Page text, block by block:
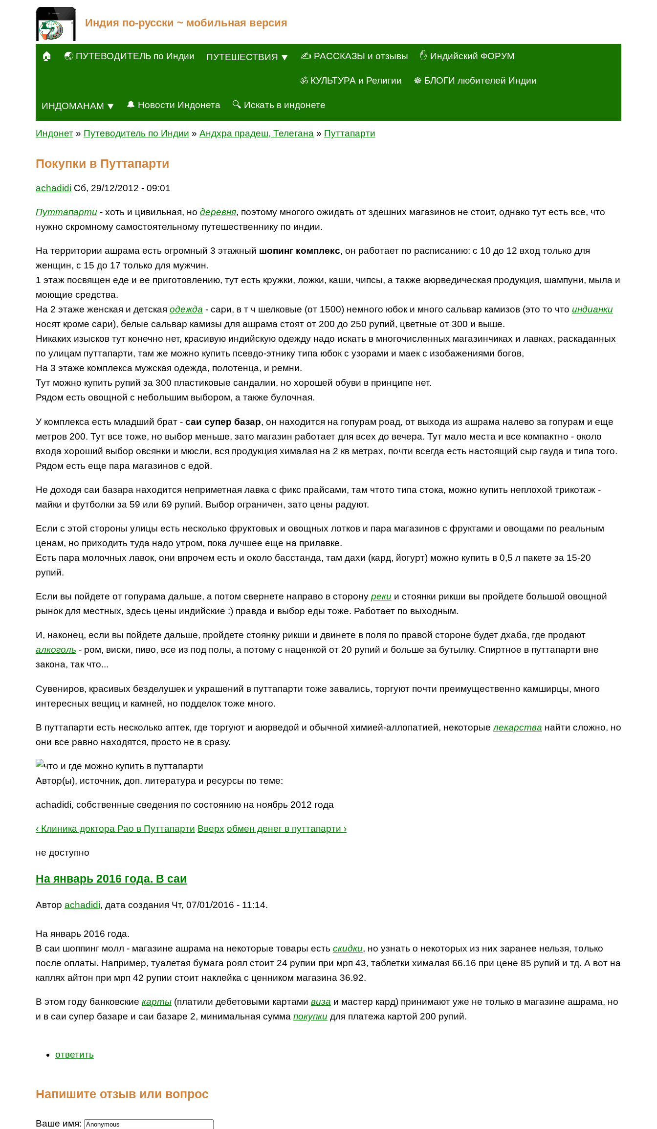
Индия по-русски ~ мобильная версия
🏠 🌏 ПУТЕВОДИТЕЛЬ по Индии ПУТЕШЕСТВИЯ ⯆ ✍ РАССКАЗЫ и отзывы ✋ Индийский ФОРУМ
ॐ КУЛЬТУРА и Религии ☸ БЛОГИ любителей Индии
ИНДОМАНАМ ⯆ 🔔 Новости Индонета 🔍 Искать в индонете
Индонет» Путеводитель по Индии » Андхра прадеш, Телегана » Путтапарти
Покупки в Путтапарти
achadidi Сб, 29/12/2012 - 09:01
Путтапарти - хоть и цивильная, но деревня, поэтому многого ожидать от здешних магазинов не стоит, однако тут есть все, что
нужно скромному самостоятельному путешественнику по индии.
На территории ашрама есть огромный 3 этажный шопинг комплекс, он работает по расписанию: с 10 до 12 вход только для
женщин, с 15 до 17 только для мужчин.
1 этаж посвящен еде и ее приготовлению, тут есть кружки, ложки, каши, чипсы, а также аюрведическая продукция, шампуни, мыла и
моющие средства.
На 2 этаже женская и детская одежда - сари, в т ч шелковые (от 1500) немного юбок и много сальвар камизов (это то что индианки
носят кроме сари), белые сальвар камизы для ашрама стоят от 200 до 250 рупий, цветные от 300 и выше.
Никаких изысков тут конечно нет, красивую индийскую одежду надо искать в многочисленных магазинчиках и лавках, раскаданных
по улицам путтапарти, там же можно купить псевдо-этнику типа юбок с узорами и маек с изобажениями богов,
На 3 этаже комплекса мужская одежда, полотенца, и ремни.
Тут можно купить рупий за 300 пластиковые сандалии, но хорошей обуви в принципе нет.
Рядом есть овощной с небольшим выбором, а также булочная.
У комплекса есть младший брат - саи супер базар, он находится на гопурам роад, от выхода из ашрама налево за гопурам и еще
метров 200. Тут все тоже, но выбор меньше, зато магазин работает для всех до вечера. Тут мало места и все компактно - около
входа хороший выбор овсянки и мюсли, вся продукция хималая на 2 кв метрах, почти всегда есть настоящий сыр гауда и типа того.
Рядом есть еще пара магазинов с едой.
Не доходя саи базара находится неприметная лавка с фикс прайсами, там чтото типа стока, можно купить неплохой трикотаж -
майки и футболки за 59 или 69 рупий. Выбор ограничен, зато цены радуют.
Если с этой стороны улицы есть несколько фруктовых и овощных лотков и пара магазинов с фруктами и овощами по реальным
ценам, но приходить туда надо утром, пока лучшее еще на прилавке.
Есть пара молочных лавок, они впрочем есть и около басстанда, там дахи (кард, йогурт) можно купить в 0,5 л пакете за 15-20
рупий.
Если вы пойдете от гопурама дальше, а потом свернете направо в сторону реки и стоянки рикши вы пройдете большой овощной
рынок для местных, здесь цены индийские :) правда и выбор еды тоже. Работает по выходным.
И, наконец, если вы пойдете дальше, пройдете стоянку рикши и двинете в поля по правой стороне будет дхаба, где продают
алкоголь - ром, виски, пиво, все из под полы, а потому с наценкой от 20 рупий и больше за бутылку. Спиртное в путтапарти вне
закона, так что...
Сувениров, красивых безделушек и украшений в путтапарти тоже завались, торгуют почти преимущественно камширцы, много
интересных вещиц и камней, но подделок тоже много.
В путтапарти есть несколько аптек, где торгуют и аюрведой и обычной химией-аллопатией, некоторыелекарства найти сложно, но
они все равно находятся, просто не в сразу.
Автор(ы), источник, доп. литература и ресурсы по теме:
achadidi, собственные сведения по состоянию на ноябрь 2012 года
‹ Клиника доктора Рао в Путтапарти Вверх обмен денег в путтапарти ›
не доступно
На январь 2016 года. В саи
Автор achadidi, дата создания Чт, 07/01/2016 - 11:14.
На январь 2016 года.
В саи шоппинг молл - магазине ашрама на некоторые товары есть скидки, но узнать о некоторых из них заранее нельзя, только
после оплаты. Например, туалетая бумага роял стоит 24 рупии при мрп 43, таблетки хималая 66.16 при цене 85 рупий и тд. А вот на
каплях айтон при мрп 42 рупии стоит наклейка с ценником магазина 36.92.
В этом году банковские карты(платили дебетовыми картами виза и мастер кард) принимают уже не только в магазине ашрама, но
и в саи супер базаре и саи базаре 2, минимальная сумма покупки для платежа картой 200 рупий.
ответить
Напишите отзыв или вопрос
Ваше имя: